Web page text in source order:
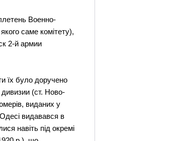
Военно-
саме комітету),
2-й армии
їх було доручено
(ст. Ново-
виданих у
видавався в
навіть під окремі